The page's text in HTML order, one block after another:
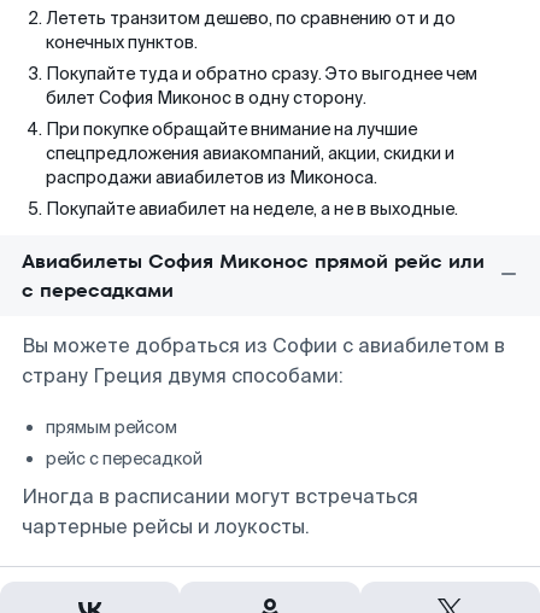
Лететь транзитом дешево, по сравнению от и до
конечных пунктов.
Покупайте туда и обратно сразу. Это выгоднее чем
билет София Миконос в одну сторону.
При покупке обращайте внимание на лучшие
спецпредложения авиакомпаний, акции, скидки и
распродажи авиабилетов из Миконоса.
Покупайте авиабилет на неделе, а не в выходные.
Авиабилеты София Миконос прямой рейс или
с пересадками
Вы можете добраться из Софии с авиабилетом в
страну Греция двумя способами:
прямым рейсом
рейс с пересадкой
Иногда в расписании могут встречаться
чартерные рейсы и лоукосты.